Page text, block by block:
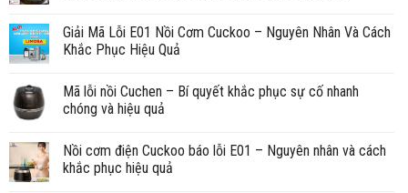
Giải Mã Lỗi E01 Nồi Cơm Cuckoo – Nguyên Nhân Và Cách
Khắc Phục Hiệu Quả
Mã lỗi nồi Cuchen – Bí quyết khắc phục sự cố nhanh
chóng và hiệu quả
Nồi cơm điện Cuckoo báo lỗi E01 – Nguyên nhân và cách
khắc phục hiệu quả